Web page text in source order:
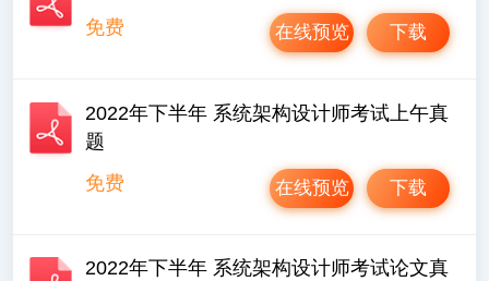
免费
下载
在线预览
2022年下半年 系统架构设计师考试上午真
题
免费
下载
在线预览
2022年下半年 系统架构设计师考试论文真